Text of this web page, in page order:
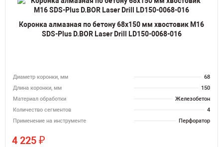
Коронка алмазная по бетону 68х150 мм хвостовик M16
SDS-Plus D.BOR Laser Drill LD150-0068-016
Диаметр коронки, мм
68
Длина коронки, мм
150
Материал обработки
Железобетон
Количество сегментов
4
Применение на инструменте
Перфоратор
4 225 ₽